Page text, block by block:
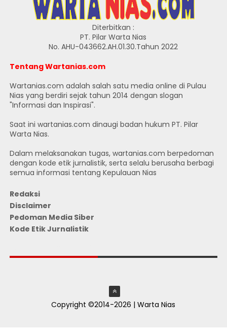
Diterbitkan :
PT. Pilar Warta Nias
No. AHU-043662.AH.01.30.Tahun 2022
Tentang Wartanias.com
Wartanias.com adalah salah satu media online di Pulau
Nias yang berdiri sejak tahun 2014 dengan slogan
"Informasi dan Inspirasi".
Saat ini wartanias.com dinaugi badan hukum PT. Pilar
Warta Nias.
Dalam melaksanakan tugas, wartanias.com berpedoman
dengan kode etik jurnalistik, serta selalu berusaha berbagi
semua informasi tentang Kepulauan Nias
Redaksi
Disclaimer
Pedoman Media Siber
Kode Etik Jurnalistik
Copyright ©2014-2026 | Warta Nias